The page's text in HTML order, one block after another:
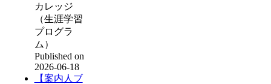
カレッジ
（生涯学習
プログラ
ム）
Published on
2026-06-18
【案内人ブ